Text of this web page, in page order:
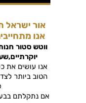
אור ישראל
אנו
ווטש סטור
אנו עושים את
הטוב ביותר
אם נתקלתם